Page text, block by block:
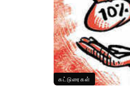
கட்டுரைகள்